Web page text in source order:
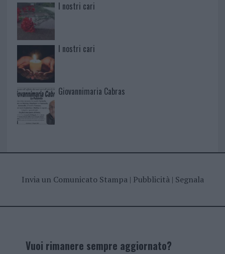
I nostri cari
I nostri cari
Giovannimaria Cabras
Invia un Comunicato Stampa| Pubblicità| Segnala
Vuoi rimanere sempre aggiornato?